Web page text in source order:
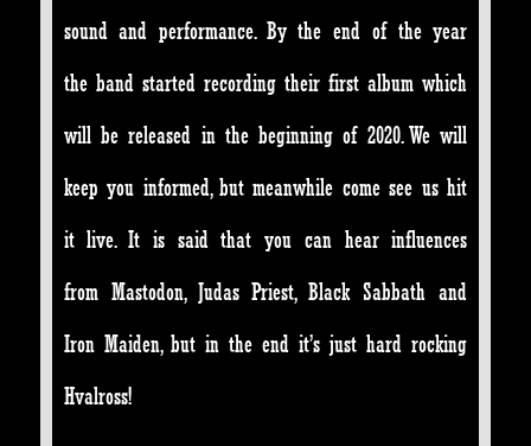
sound and performance. By the end of the year
the band started recording their first album which
will be released in the beginning of 2020. We will
keep you informed, but meanwhile come see us hit
it live. It is said that you can hear influences
from Mastodon, Judas Priest, Black Sabbath and
Iron Maiden, but in the end it’s just hard rocking
Hvalross!